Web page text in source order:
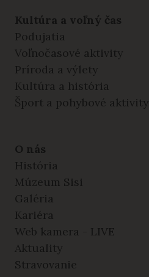
Kultúra a voľný čas
Podujatia
Voľnočasové aktivity
Príroda a výlety
Kultúra a história
Šport a pohybové aktivity
O nás
História
Múzeum Sisi
Galéria
Kariéra
Web kamera - LIVE
Aktuality
Stravovanie